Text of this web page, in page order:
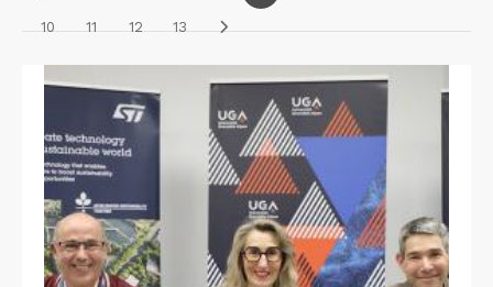
10 11 12 13